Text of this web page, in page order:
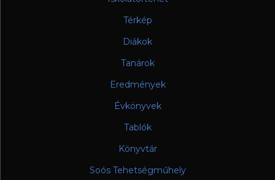
Térkép
Diákok
Tanárok
Eredmények
Évkönyvek
Tablók
Könyvtár
Soós Tehetségműhely